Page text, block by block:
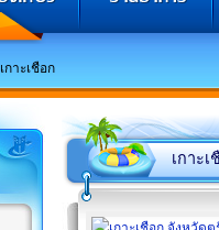
เกาะเชือก
เกาะเ